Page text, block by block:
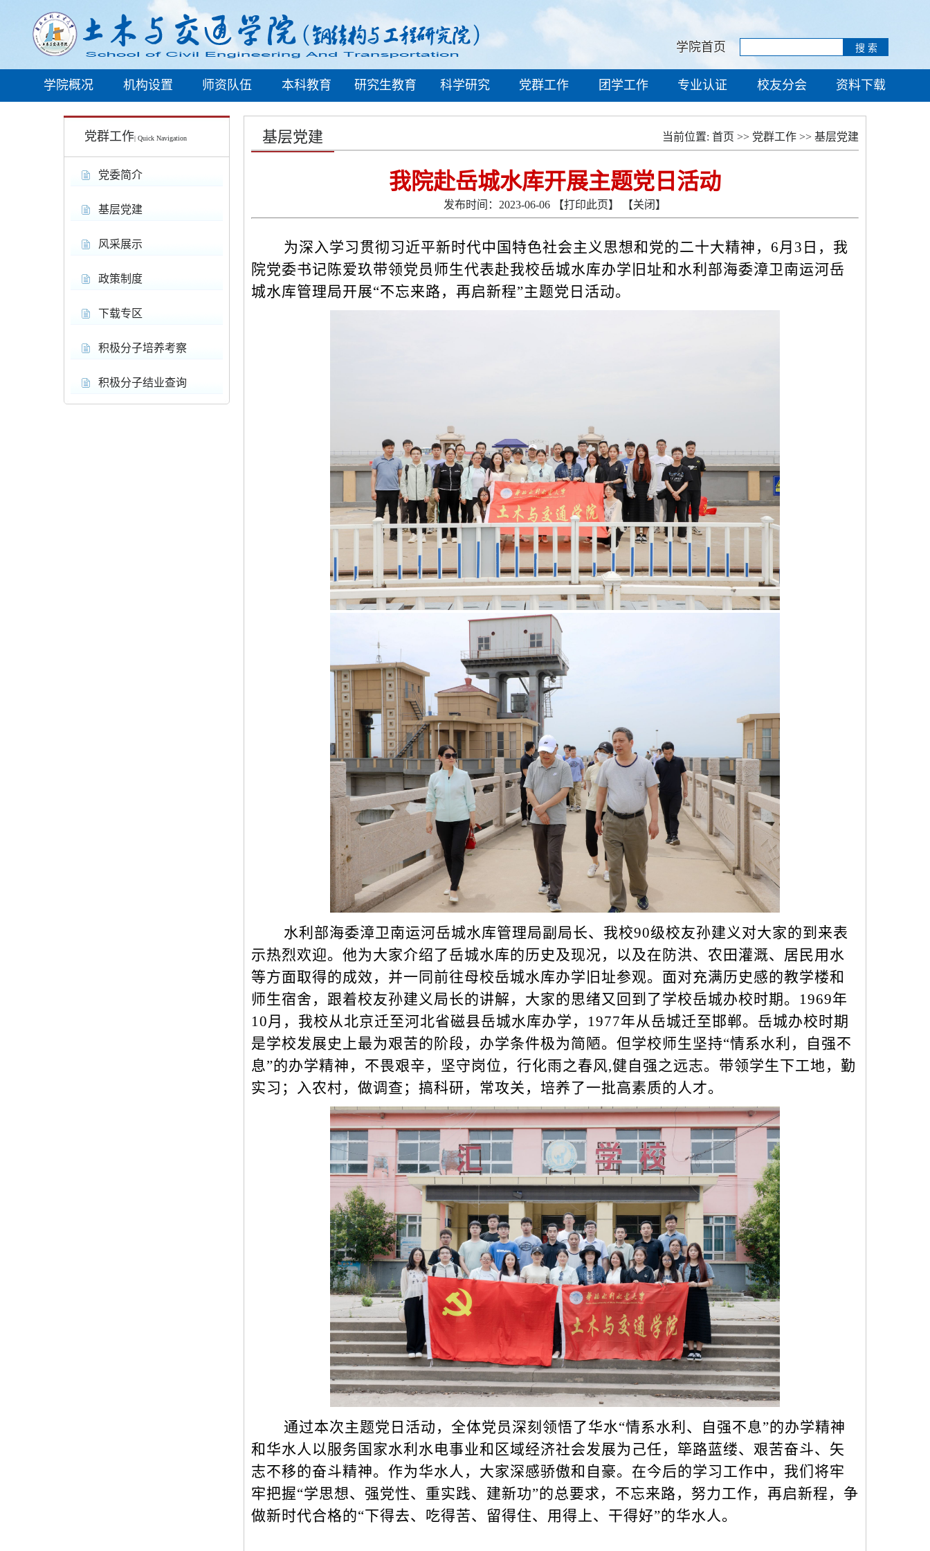
学院首页
学院概况 机构设置 师资队伍 本科教育 研究生教育 科学研究 党群工作 团学工作 专业认证 校友分会 资料下载
党群工作| Quick Navigation
党委简介
基层党建
风采展示
政策制度
下载专区
积极分子培养考察
积极分子结业查询
基层党建 当前位置: 首页 >> 党群工作 >> 基层党建
我院赴岳城水库开展主题党日活动
发布时间：2023-06-06 【打印此页】 【关闭】
为深入学习贯彻习近平新时代中国特色社会主义思想和党的二十大精神， 6月3日，我
院党委书记陈爱玖带领党员师生代表赴我校岳城水库办学旧址和水利部海委漳卫南运河岳
城水库管理局开展“不忘来路，再启新程”主题党日活动。
水利部海委漳卫南运河岳城水库管理局副局长、我校90级校友孙建义对大家的到来表
示热烈欢迎。他为大家介绍了岳城水库的历史及现况，以及在防洪、农田灌溉、居民用水
等方面取得的成效，并一同前往母校岳城水库办学旧址参观。面对充满历史感的教学楼和
师生宿舍，跟着校友孙建义局长的讲解，大家的思绪又回到了学校岳城办校时期。1969年
10月，我校从北京迁至河北省磁县岳城水库办学，1977年从岳城迁至邯郸。岳城办校时期
是学校发展史上最为艰苦的阶段，办学条件极为简陋。但学校师生坚持“情系水利，自强不
息”的办学精神，不畏艰辛，坚守岗位，行化雨之春风,健自强之远志。带领学生下工地，勤
实习；入农村，做调查；搞科研，常攻关，培养了一批高素质的人才。
通过本次主题党日活动，全体党员深刻领悟了华水“情系水利、自强不息”的办学精神
和华水人以服务国家水利水电事业和区域经济社会发展为己任，筚路蓝缕、艰苦奋斗、矢
志不移的奋斗精神。作为华水人，大家深感骄傲和自豪。在今后的学习工作中，我们将牢
牢把握“学思想、强党性、重实践、建新功”的总要求，不忘来路，努力工作，再启新程，争
做新时代合格的“下得去、吃得苦、留得住、用得上、干得好”的华水人。